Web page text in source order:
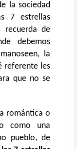
la sociedad
7 estrellas
recuerda de
debemos
, la
referente les
que no se
romántica o
como una
pueblo, de